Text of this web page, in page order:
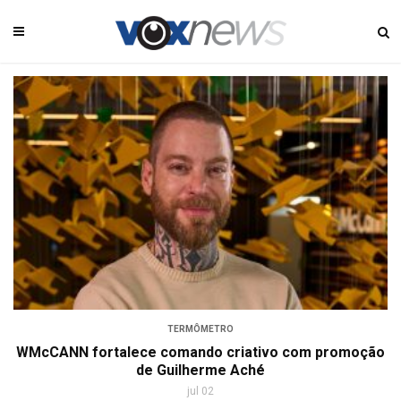
TERMÔMETRO
WMcCANN fortalece comando criativo com promoção
de Guilherme Aché
jul 02